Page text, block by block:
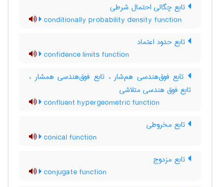
تابع چگالی احتمال شرطی
conditionally probability density function
تابع حدود اعتماد
confidence limits function
تابع فوق‌هندسی هم‌شار ، تابع فوق‌هندسی همشار ،
تابع فوق هندسی متلاشی
confluent hypergeometric function
تابع مخروطی
conical function
تابع مزدوج
conjugate function